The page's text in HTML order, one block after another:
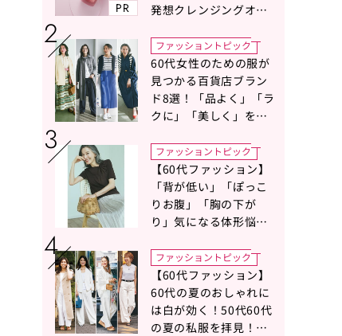
PR
発想クレンジングオイ
ファッショントピック
60代女性のための服が
見つかる百貨店ブラン
ド8選！「品よく」「ラ
クに」「美しく」を叶
ファッショントピック
【60代ファッション】
「背が低い」「ぽっこ
りお腹」「胸の下が
り」気になる体形悩み
の選び方〉をスタイリ
スト地曳いく子さんが
アドバイス！
ファッショントピック
【60代ファッション】
60代の夏のおしゃれに
は白が効く！50代60代
の夏の私服を拝見！白